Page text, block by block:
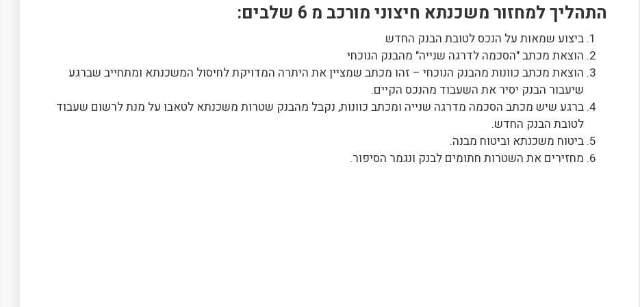
התהליך למחזור משכנתא חיצוני מורכב מ 6 שלבים:
ביצוע שמאות על הנכס לטובת הבנק החדש
הוצאת מכתב "הסכמה לדרגה שנייה" מהבנק הנוכחי
הוצאת מכתב כוונות מהבנק הנוכחי – זהו מכתב שמציין את היתרה המדויקת לחיסול המשכנתא ומתחייב שברגע
שיעבור הבנק יסיר את השעבוד מהנכס הקיים.
ברגע שיש מכתב הסכמה מדרגה שנייה ומכתב כוונות, נקבל מהבנק שטרות משכנתא לטאבו על מנת לרשום שעבוד
לטובת הבנק החדש.
ביטוח משכנתא וביטוח מבנה.
מחזירים את השטרות חתומים לבנק ונגמר הסיפור.